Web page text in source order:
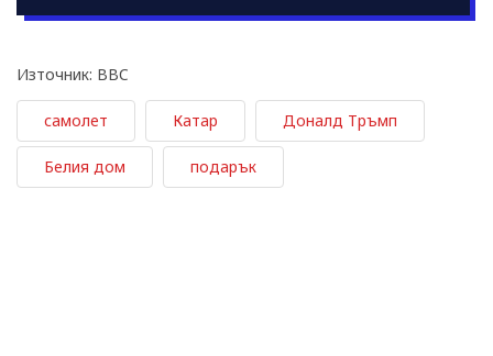
Източник: BBC
самолет Катар Доналд Тръмп
Белия дом подарък